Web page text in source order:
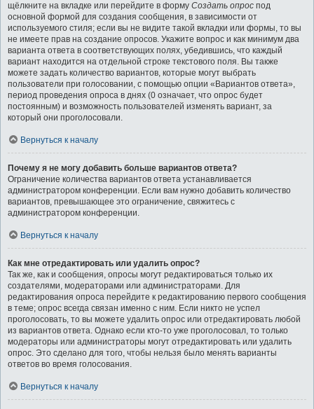
щёлкните на вкладке или перейдите в форму Создать опрос под
основной формой для создания сообщения, в зависимости от
используемого стиля; если вы не видите такой вкладки или формы, то вы
не имеете прав на создание опросов. Укажите вопрос и как минимум два
варианта ответа в соответствующих полях, убедившись, что каждый
вариант находится на отдельной строке текстового поля. Вы также
можете задать количество вариантов, которые могут выбрать
пользователи при голосовании, с помощью опции «Вариантов ответа»,
период проведения опроса в днях (0 означает, что опрос будет
постоянным) и возможность пользователей изменять вариант, за
который они проголосовали.
Вернуться к началу
Почему я не могу добавить больше вариантов ответа?
Ограничение количества вариантов ответа устанавливается
администратором конференции. Если вам нужно добавить количество
вариантов, превышающее это ограничение, свяжитесь с
администратором конференции.
Вернуться к началу
Как мне отредактировать или удалить опрос?
Так же, как и сообщения, опросы могут редактироваться только их
создателями, модераторами или администраторами. Для
редактирования опроса перейдите к редактированию первого сообщения
в теме; опрос всегда связан именно с ним. Если никто не успел
проголосовать, то вы можете удалить опрос или отредактировать любой
из вариантов ответа. Однако если кто-то уже проголосовал, то только
модераторы или администраторы могут отредактировать или удалить
опрос. Это сделано для того, чтобы нельзя было менять варианты
ответов во время голосования.
Вернуться к началу